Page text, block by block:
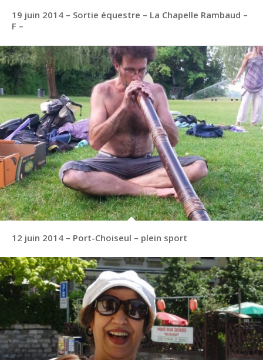
19 juin 2014 – Sortie équestre – La Chapelle Rambaud –
F –
12 juin 2014 – Port-Choiseul – plein sport